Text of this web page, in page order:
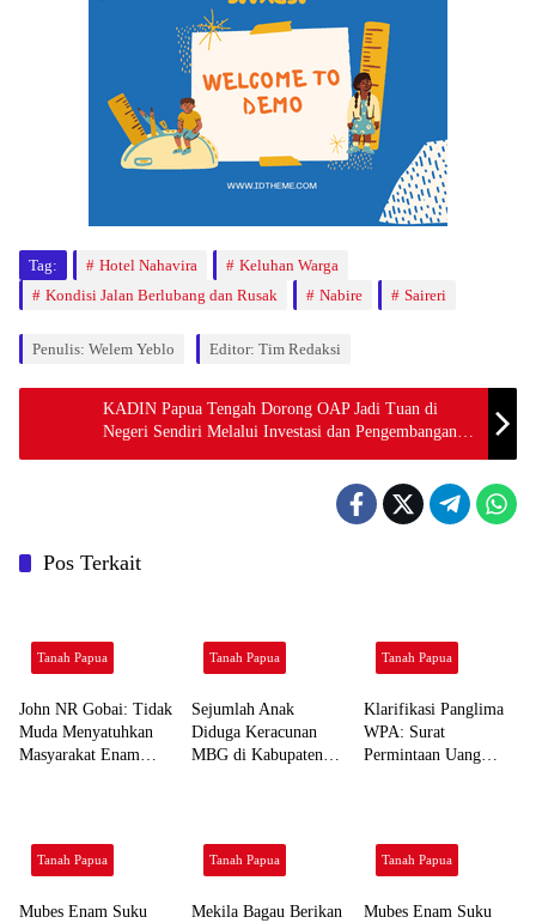
Tag: Hotel Nahavira
Keluhan Warga
Kondisi Jalan Berlubang dan Rusak
Nabire Saireri
Penulis: Welem Yeblo Editor: Tim Redaksi
KADIN Papua Tengah Dorong OAP Jadi Tuan di
Negeri Sendiri Melalui Investasi dan Pengembangan
Pos Terkait
Tanah Papua
John NR Gobai: Tidak
Muda Menyatuhkan
Masyarakat Enam
Tanah Papua
Sejumlah Anak
Diduga Keracunan
MBG di Kabupaten
Tanah Papua
Klarifikasi Panglima
WPA: Surat
Permintaan Uang
Tanah Papua
Mubes Enam Suku
Tanah Papua
Mekila Bagau Berikan
Tanah Papua
Mubes Enam Suku